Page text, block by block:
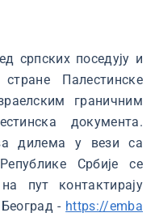
српских поседују и
Палестинске
граничним
документа.
дилема у вези са
Србије се
пут контактирају
- https://emba